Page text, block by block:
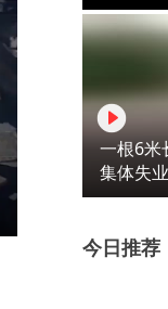
一根6米
集体失业
今日推荐